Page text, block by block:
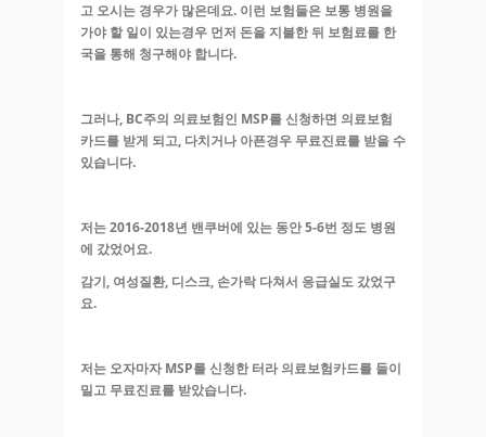
고 오시는 경우가 많은데요. 이런 보험들은 보통 병원을
가야 할 일이 있는경우 먼저 돈을 지불한 뒤 보험료를 한
국을 통해 청구해야 합니다.
그러나, BC주의 의료보험인 MSP를 신청하면 의료보험
카드를 받게 되고, 다치거나 아픈경우 무료진료를 받을 수
있습니다.
저는 2016-2018년 밴쿠버에 있는 동안 5-6번 정도 병원
에 갔었어요.
감기, 여성질환, 디스크, 손가락 다쳐서 응급실도 갔었구
요.
저는 오자마자 MSP를 신청한 터라 의료보험카드를 들이
밀고 무료진료를 받았습니다.